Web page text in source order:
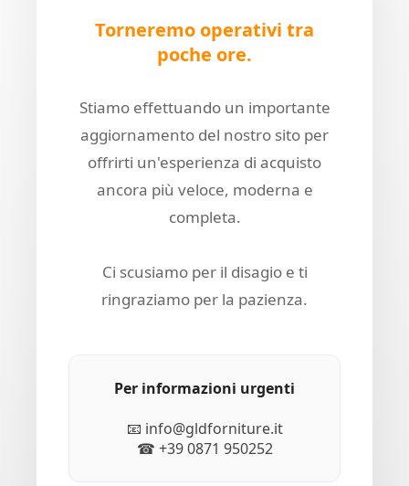
Torneremo operativi tra
poche ore.
Stiamo effettuando un importante
aggiornamento del nostro sito per
offrirti un'esperienza di acquisto
ancora più veloce, moderna e
completa.
Ci scusiamo per il disagio e ti
ringraziamo per la pazienza.
Per informazioni urgenti
📧 info@gldforniture.it
☎ +39 0871 950252